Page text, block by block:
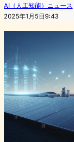
AI（人工知能）ニュース
2025年1月5日9:43